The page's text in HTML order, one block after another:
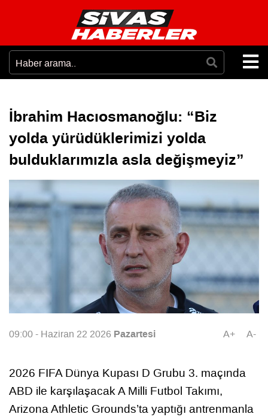
İbrahim Hacıosmanoğlu: “Biz
yolda yürüdüklerimizi yolda
bulduklarımızla asla değişmeyiz”
09:00 - Haziran 22 2026 Pazartesi A+ A-
2026 FIFA Dünya Kupası D Grubu 3. maçında
ABD ile karşılaşacak A Milli Futbol Takımı,
Arizona Athletic Grounds’ta yaptığı antrenmanla